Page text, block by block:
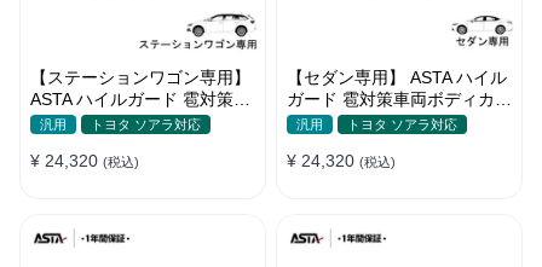
【ステーションワゴン専用】
ASTA ハイルガード 雹対策車
両ボディカバー 5層構造 雹対
厚 防風ロープ付き
汎用 トヨタ ソアラ対応
¥ 24,320 (税込)
【セダン専用】 ASTA ハイル
ガード 雹対策車両ボディカバ
ー 5層構造 雹対策 厚手 凍結
プ付きボディカバー
汎用 トヨタ ソアラ対応
¥ 24,320 (税込)